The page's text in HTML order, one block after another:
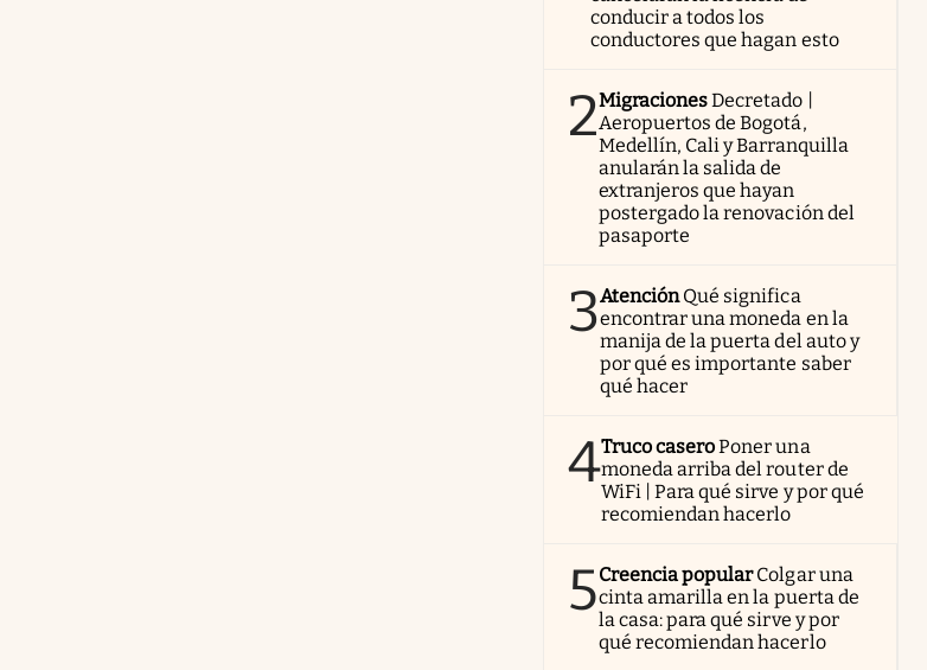
conducir a todos los
conductores que hagan esto
2MigracionesDecretado |
Aeropuertos de Bogotá,
Medellín, Cali y Barranquilla
anularán la salida de
extranjeros que hayan
postergado la renovación del
pasaporte
3AtenciónQué significa
encontrar una moneda en la
manija de la puerta del auto y
por qué es importante saber
qué hacer
4Truco caseroPoner una
moneda arriba del router de
WiFi | Para qué sirve y por qué
recomiendan hacerlo
5Creencia popularColgar una
cinta amarilla en la puerta de
la casa: para qué sirve y por
qué recomiendan hacerlo